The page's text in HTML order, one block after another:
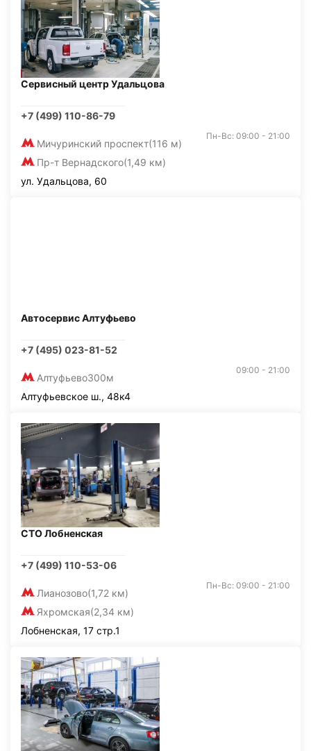
Сервисный центр Удальцова
+7 (499) 110-86-79
Мичуринский проспект(116 м)
Пр-т Вернадского(1,49 км)
Пн-Вс: 09:00 - 21:00
ул. Удальцова, 60
Автосервис Алтуфьево
+7 (495) 023-81-52
Алтуфьево300м
09:00 - 21:00
Алтуфьевское ш., 48к4
СТО Лобненская
+7 (499) 110-53-06
Лианозово(1,72 км)
Яхромская(2,34 км)
Пн-Вс: 09:00 - 21:00
Лобненская, 17 стр.1